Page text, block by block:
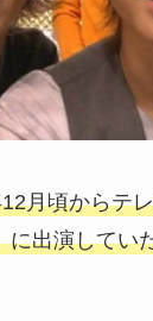
月頃からテ
に出演してい